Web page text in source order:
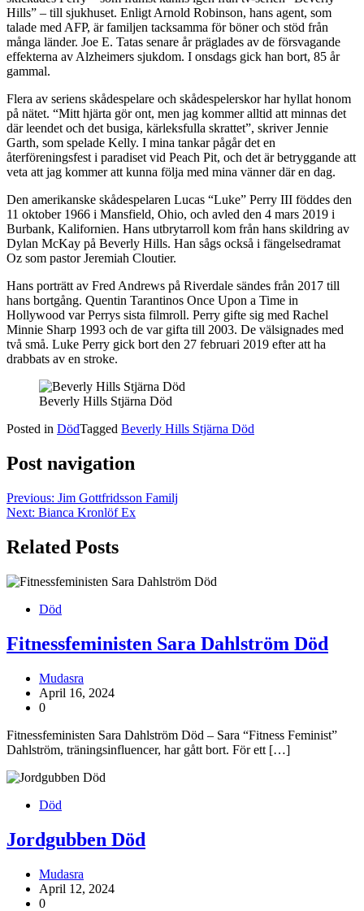
Hills” – till sjukhuset. Enligt Arnold Robinson, hans agent, som
talade med AFP, är familjen tacksamma för böner och stöd från
många länder. Joe E. Tatas senare år präglades av de försvagande
effekterna av Alzheimers sjukdom. I onsdags gick han bort, 85 år
gammal.
Flera av seriens skådespelare och skådespelerskor har hyllat honom
på nätet. “Mitt hjärta gör ont, men jag kommer alltid att minnas det
där leendet och det busiga, kärleksfulla skrattet”, skriver Jennie
Garth, som spelade Kelly. I mina tankar pågår det en
återföreningsfest i paradiset vid Peach Pit, och det är betryggande att
veta att jag kommer att kunna följa med mina vänner där en dag.
Den amerikanske skådespelaren Lucas “Luke” Perry III föddes den
11 oktober 1966 i Mansfield, Ohio, och avled den 4 mars 2019 i
Burbank, Kalifornien. Hans utbrytarroll kom från hans skildring av
Dylan McKay på Beverly Hills. Han sågs också i fängelsedramat
Oz som pastor Jeremiah Cloutier.
Hans porträtt av Fred Andrews på Riverdale sändes från 2017 till
hans bortgång. Quentin Tarantinos Once Upon a Time in
Hollywood var Perrys sista filmroll. Perry gifte sig med Rachel
Minnie Sharp 1993 och de var gifta till 2003. De välsignades med
två små. Luke Perry gick bort den 27 februari 2019 efter att ha
drabbats av en stroke.
Beverly Hills Stjärna Död
Posted in DödTagged Beverly Hills Stjärna Död
Post navigation
Previous: Jim Gottfridsson Familj
Next: Bianca Kronlöf Ex
Related Posts
Död
Fitnessfeministen Sara Dahlström Död
Mudasra
April 16, 2024
0
Fitnessfeministen Sara Dahlström Död – Sara “Fitness Feminist”
Dahlström, träningsinfluencer, har gått bort. För ett […]
Död
Jordgubben Död
Mudasra
April 12, 2024
0